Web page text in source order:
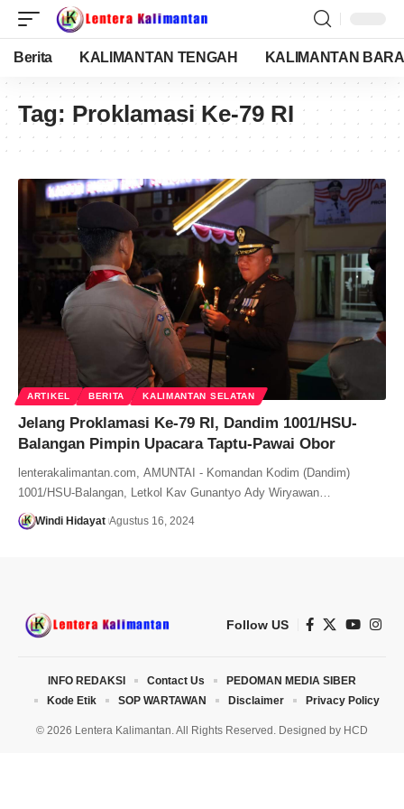
Berita KALIMANTAN TENGAH KALIMANTAN
Tag: Proklamasi Ke-79 RI
ARTIKEL BERITA KALIMANTAN SELATAN
Jelang Proklamasi Ke-79 RI, Dandim 1001/HSU-
Balangan Pimpin Upacara Taptu-Pawai Obor
lenterakalimantan.com, AMUNTAI - Komandan Kodim (Dandim)
1001/HSU-Balangan, Letkol Kav Gunantyo Ady Wiryawan…
Windi Hidayat Agustus 16, 2024
Follow US
© 2026 Lentera Kalimantan. All Rights Reserved. Designed by HCD
INFO REDAKSI Contact Us
PEDOMAN MEDIA SIBER
Kode Etik
SOP WARTAWAN Disclaimer Privacy Policy